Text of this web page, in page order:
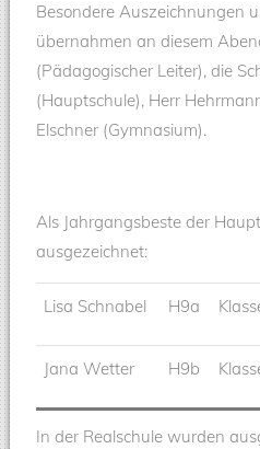
Besondere Auszeichnungen
übernahmen an diesem
(Pädagogischer Leiter), die
(Hauptschule), Herr
Elschner (Gymnasium).
Als Jahrgangsbeste der
ausgezeichnet:
Lisa Schnabel H9a
Jana Wetter H9b
In der Realschule wurden